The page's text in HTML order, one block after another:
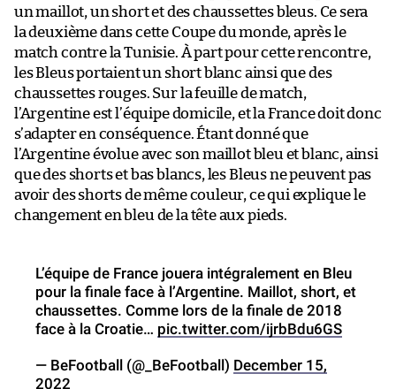
un maillot, un short et des chaussettes bleus. Ce sera
la deuxième dans cette Coupe du monde, après le
match contre la Tunisie. À part pour cette rencontre,
les Bleus portaient un short blanc ainsi que des
chaussettes rouges. Sur la feuille de match,
l’Argentine est l’équipe domicile, et la France doit donc
s’adapter en conséquence. Étant donné que
l’Argentine évolue avec son maillot bleu et blanc, ainsi
que des shorts et bas blancs, les Bleus ne peuvent pas
avoir des shorts de même couleur, ce qui explique le
changement en bleu de la tête aux pieds.
L’équipe de France jouera intégralement en Bleu
pour la finale face à l’Argentine. Maillot, short, et
chaussettes. Comme lors de la finale de 2018
face à la Croatie… pic.twitter.com/ijrbBdu6GS
— BeFootball (@_BeFootball) December 15,
2022